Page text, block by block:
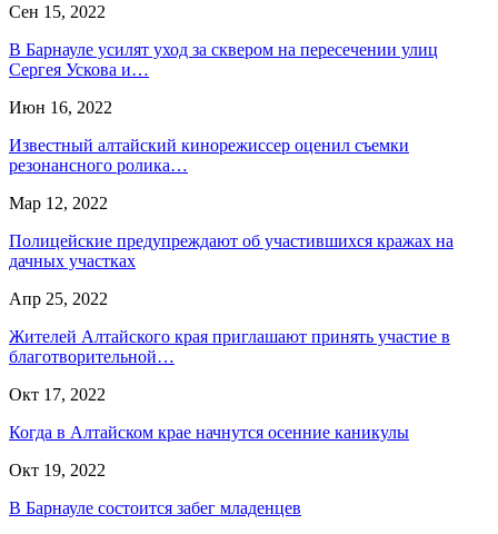
Сен 15, 2022
В Барнауле усилят уход за сквером на пересечении улиц
Сергея Ускова и…
Июн 16, 2022
Известный алтайский кинорежиссер оценил съемки
резонансного ролика…
Мар 12, 2022
Полицейские предупреждают об участившихся кражах на
дачных участках
Апр 25, 2022
Жителей Алтайского края приглашают принять участие в
благотворительной…
Окт 17, 2022
Когда в Алтайском крае начнутся осенние каникулы
Окт 19, 2022
В Барнауле состоится забег младенцев